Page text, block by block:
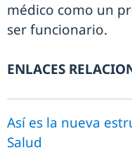
médico como un
ser funcionario.
ENLACES
Así es la nueva
Salud